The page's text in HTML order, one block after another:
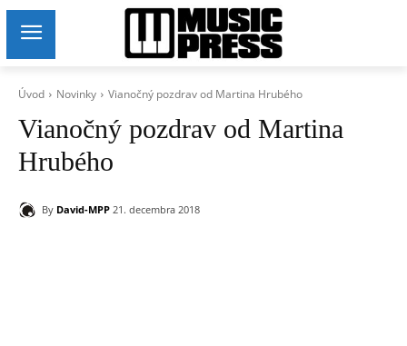
Úvod Novinky Vianočný pozdrav od Martina Hrubého
Vianočný pozdrav od Martina
Hrubého
By David-MPP 21. decembra 2018